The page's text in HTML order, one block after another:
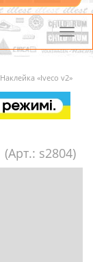
Наклейка «Iveco v2»
(Арт.: s2804)